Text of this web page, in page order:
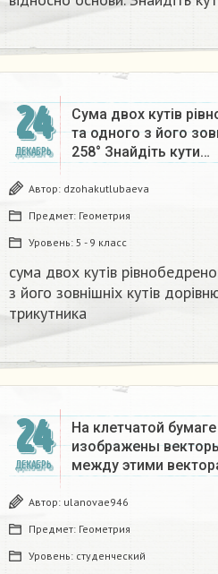
24
ДЕКАБРЬ
Сума двох кутів
та одного з його
258° Знайдіть кути…
Автор: dzohakutlubaeva
Предмет: Геометрия
Уровень: 5 - 9 класс
сума двох кутів
з його зовнішніх кутів
трикутника​
24
ДЕКАБРЬ
На клетчатой
изображены
между этими
Автор: ulanovae946
Предмет: Геометрия
Уровень: студенческий